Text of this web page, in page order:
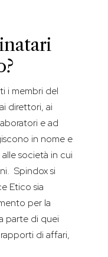
i membri del
direttori, ai
e ad
in nome e
società in cui
Spindox si
Etico sia
per la
parte di quei
di affari,